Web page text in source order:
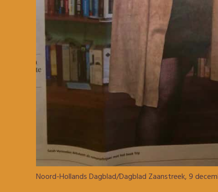
Noord-Hollands Dagblad/Dagblad Zaanstreek, 9